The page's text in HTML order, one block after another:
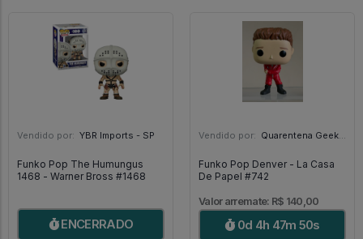
Vendido por: YBR Imports - SP
Funko Pop The Humungus
1468 - Warner Bross #1468
ENCERRADO
Vendido por: Quarentena Geek Store - SP
Funko Pop Denver - La Casa
De Papel #742
Valor arremate: R$ 140,00
0d 4h 47m 49s